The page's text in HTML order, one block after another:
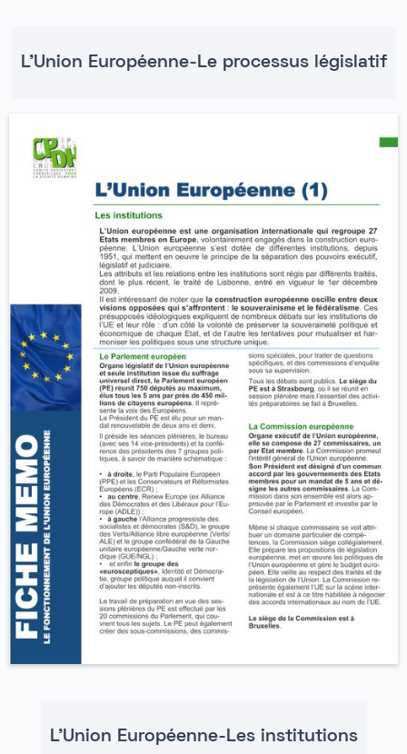
L'Union Européenne-Le processus législatif
L'Union Européenne-Les institutions